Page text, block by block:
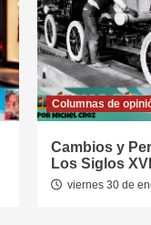
Columnas de
Cambios y
Los Siglos
viernes 30 de